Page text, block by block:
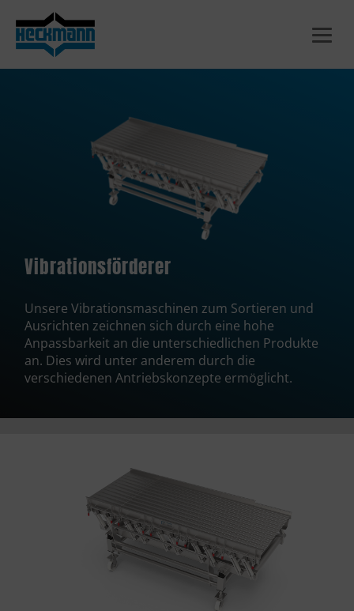
Inhalt
springen
Vibrationsförderer
Unsere Vibrationsmaschinen zum Sortieren und
Ausrichten zeichnen sich durch eine hohe
Anpassbarkeit an die unterschiedlichen Produkte
an. Dies wird unter anderem durch die
verschiedenen Antriebskonzepte ermöglicht.